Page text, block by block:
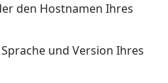
den Hostnamen Ihres
und Version Ihres